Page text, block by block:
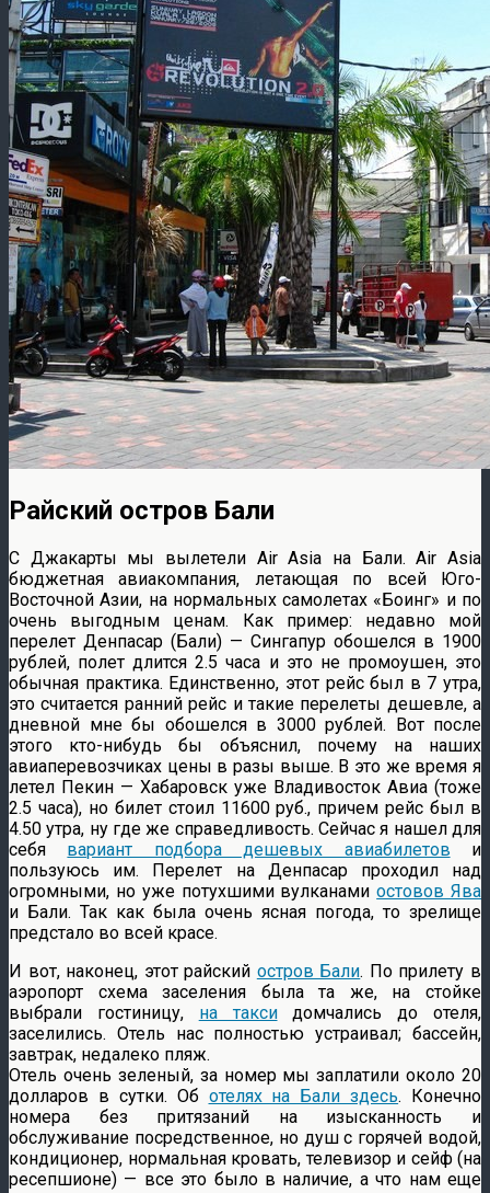
Райский остров Бали
С Джакарты мы вылетели Air Asia на Бали. Air Asia
бюджетная авиакомпания, летающая по всей Юго-
Восточной Азии, на нормальных самолетах «Боинг» и по
очень выгодным ценам. Как пример: недавно мой
перелет Денпасар (Бали) — Сингапур обошелся в 1900
рублей, полет длится 2.5 часа и это не промоушен, это
обычная практика. Единственно, этот рейс был в 7 утра,
это считается ранний рейс и такие перелеты дешевле, а
дневной мне бы обошелся в 3000 рублей. Вот после
этого кто-нибудь бы объяснил, почему на наших
авиаперевозчиках цены в разы выше. В это же время я
летел Пекин — Хабаровск уже Владивосток Авиа (тоже
2.5 часа), но билет стоил 11600 руб., причем рейс был в
4.50 утра, ну где же справедливость. Сейчас я нашел для
себя вариант подбора дешевых авиабилетов и
пользуюсь им. Перелет на Денпасар проходил над
огромными, но уже потухшими вулканамиостовов Ява
и Бали. Так как была очень ясная погода, то зрелище
предстало во всей красе.
И вот, наконец, этот райский остров Бали. По прилету в
аэропорт схема заселения была та же, на стойке
выбрали гостиницу, на таксидомчались до отеля,
заселились. Отель нас полностью устраивал; бассейн,
завтрак, недалеко пляж.
Отель очень зеленый, за номер мы заплатили около 20
долларов в сутки. Об отелях на Бали здесь. Конечно
номера без притязаний на изысканность и
обслуживание посредственное, но душ с горячей водой,
кондиционер, нормальная кровать, телевизор и сейф (на
ресепшионе) — все это было в наличие, а что нам еще